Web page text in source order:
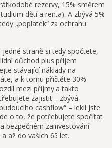
rezervy, 15% směrem
dětí a renta). A zbývá 5%
„poplatek“ za ochranu
jedné straně si tedy spočtete,
důchod plus příjem
stávající náklady na
a k tomu přičtěte 30%
mezi příjmy a takto
zajistit – zbývá
cashflow“ – lekli jste
o to, že potřebujete spočítat
bezpečném zainvestování
až do vašich 65 let.